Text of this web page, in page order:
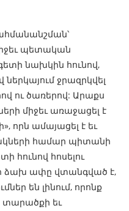
պետական
նախկին հունով,
ջրազրկվել
ու ծառերով: Արաքս
միջեւ առաջացել է
որն ամայացել է եւ
համար պիտանի
հունով հոսելու
ձախ ափը վտանգված է,
են լինում, որոնք
տարածքի եւ